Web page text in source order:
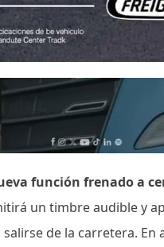
función frenado a
un timbre audible y
de la carretera. En